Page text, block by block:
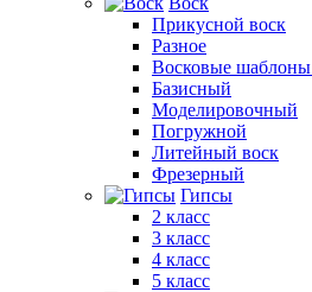
Прикусной воск
Разное
Восковые шаблоны
Базисный
Моделировочный
Погружной
Литейный воск
Фрезерный
Гипсы
2 класс
3 класс
4 класс
5 класс